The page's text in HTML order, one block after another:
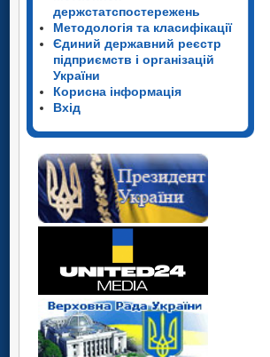
держстатспостережень
Методологія та класифікації
Єдиний державний реєстр
підприємств і організацій
України
Корисна інформація
Вхід